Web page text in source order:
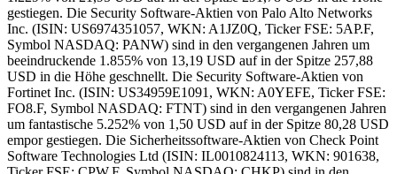
gestiegen. Die Security Software-Aktien von Palo Alto Networks
Inc. (ISIN: US6974351057, WKN: A1JZ0Q, Ticker FSE: 5AP.F,
Symbol NASDAQ: PANW) sind in den vergangenen Jahren um
beeindruckende 1.855% von 13,19 USD auf in der Spitze 257,88
USD in die Höhe geschnellt. Die Security Software-Aktien von
Fortinet Inc. (ISIN: US34959E1091, WKN: A0YEFE, Ticker FSE:
FO8.F, Symbol NASDAQ: FTNT) sind in den vergangenen Jahren
um fantastische 5.252% von 1,50 USD auf in der Spitze 80,28 USD
empor gestiegen. Die Sicherheitssoftware-Aktien von Check Point
Software Technologies Ltd (ISIN: IL0010824113, WKN: 901638,